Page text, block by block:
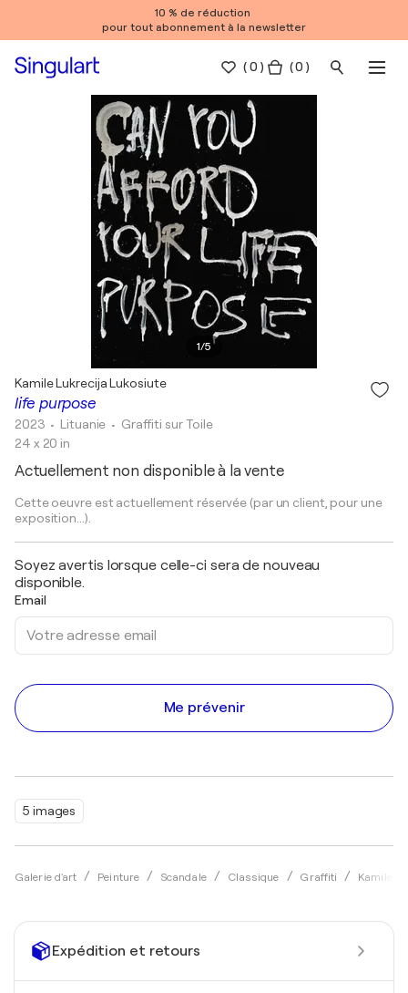
10 % de réduction
pour tout abonnement à la newsletter
(0 ) ( 0 )
1/5
5 images
Galerie d'art Peinture Scandale Classique Graffiti Kamile
life purpose
Kamile Lukrecija Lukosiute
2023 • Lituanie • Graffiti sur Toile
24 x 20 in
Actuellement non disponible à la vente
Cette oeuvre est actuellement réservée (par un client, pour une
exposition...).
Soyez avertis lorsque celle-ci sera de nouveau
disponible.
Email
Me prévenir
Expédition et retours